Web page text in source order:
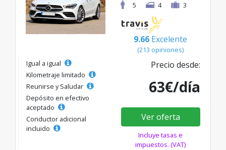
5
4 3
9.66 Excelente
(213 opiniones)
Igual a igual
Kilometraje limitado
Reunirse y Saludar
Depósito en efectivo
aceptado
Conductor adicional
incluido
Precio desde:
63€/día
Ver oferta
Incluye tasas e
impuestos. (VAT)